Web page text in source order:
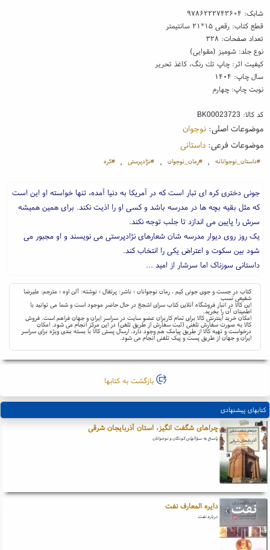
شابک: ۹۷۸۶۲۲۲۷۴۳۶۰۴
قطع کتاب: رقعی ۱۵*۲۱ سانتیمتر
تعداد صفحات: ۳۲۸
نوع جلد: شومیز (مقوایی)
کیفیت اثر: چاپ تك رنگ، کاغذ تحریر
سال چاپ: ۱۴۰۴
نوبت چاپ: چهارم
کد کالا: BK00023723
موضوعات اصلی:نوجوان
موضوعات فرعی:داستانی
#داستان_نوجوانانه ، #رمان_نوجوان ، #نژادپرستی ، #کره
جونی دختری کره ای تبار است که در آمریکا به دنیا آمده، تنها خواسته او این است
که مثل بقیه بچه ها در مدرسه باشد و کسی او را اذیت نکند. برای همین همیشه
سرش را پایین می اندازد تا جلب توجه نکند.
یک روز روی دیوار مدرسه شان شعارهای نژادپرستی می نویسند و او مجبور می
شود بین سکوت و اعتراض یکی را انتخاب کند.
داستانی سوزناک اما سرشار از امید ...
کتاب در جست و جوی جونی کیم ، رمان نوجوانان ؛ ناشر: پرتقال ؛ نوشته: آلن اوه ؛ مترجم: علیرضا
شفیعی نسب
این کالا در انبار فروشگاه آنلاین کتاب سرای اشجع در حال حاضر موجود است و شما می توانید با
اطمینان آن را بخرید.
امکان خرید اینترنتی کالا برای تمام کاربران عضو سایت در سراسر ایران و جهان فراهم است. فروش
کالا به صورت سفارش تلفنی (ثبت سفارش از طریق تلفن) در این مرکز انجام می شود. امکان
درخواست و تهیه کالا از طریق پیامک هم وجود دارد. ارسال پستی کالا با بسته بندی ویژه برای سراسر
ایران و جهان از طریق پست و پیک تلفنی انجام می شود.
بازگشت به کتابها
کتابهای پیشنهادی
چراهای شگفت انگیز، استان آذربایجان شرقی
پاسخ به سؤالهای کودکان و نوجوانان
دایره المعارف نفت
درباره نفت